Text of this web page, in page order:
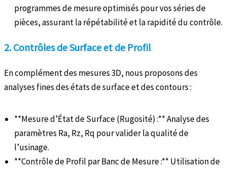
programmes de mesure optimisés pour vos séries de
pièces, assurant la répétabilité et la rapidité du contrôle.
2. Contrôles de Surface et de Profil
En complément des mesures 3D, nous proposons des
analyses fines des états de surface et des contours :
**Mesure d’État de Surface (Rugosité) :** Analyse des
paramètres Ra, Rz, Rq pour valider la qualité de
l’usinage.
**Contrôle de Profil par Banc de Mesure :** Utilisation de